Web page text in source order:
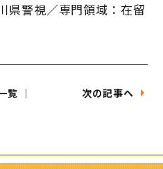
県警視／専門領域：在留
次の記事へ
覧 │